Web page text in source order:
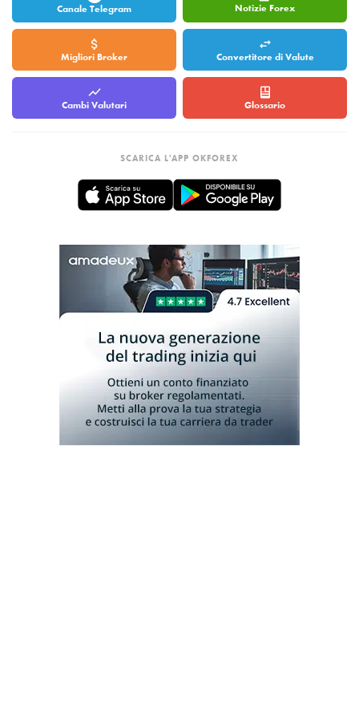
Canale Telegram Notizie Forex
Migliori Broker Convertitore di Valute
Cambi Valutari Glossario
SCARICA L'APP OKFOREX